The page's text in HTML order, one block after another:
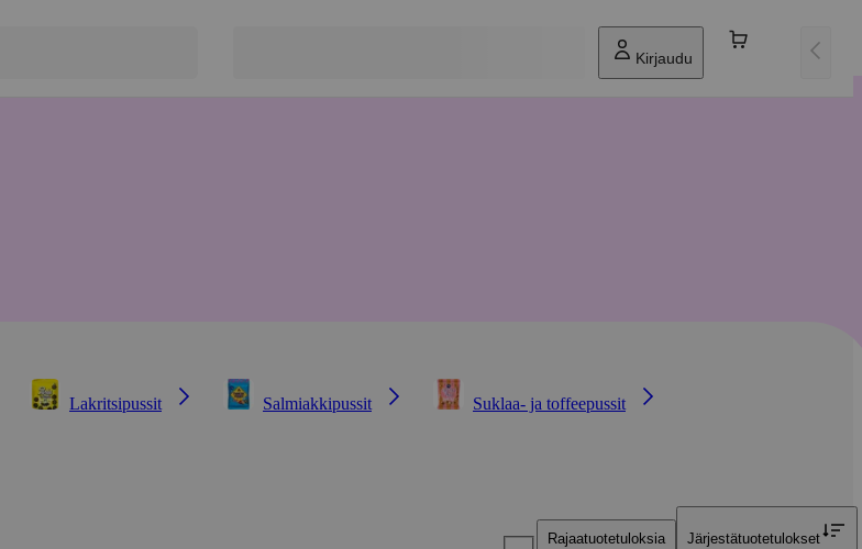
Kirjaudu
Lakritsipussit Salmiakkipussit
Suklaa- ja toffeepussit
Rajaatuotetuloksia Järjestätuotetulokset